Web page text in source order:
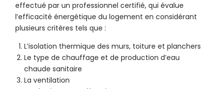
effectué par un professionnel certifié, qui évalue
l’efficacité énergétique du logement en considérant
plusieurs critères tels que :
L’isolation thermique des murs, toiture et planchers
Le type de chauffage et de production d’eau
chaude sanitaire
La ventilation